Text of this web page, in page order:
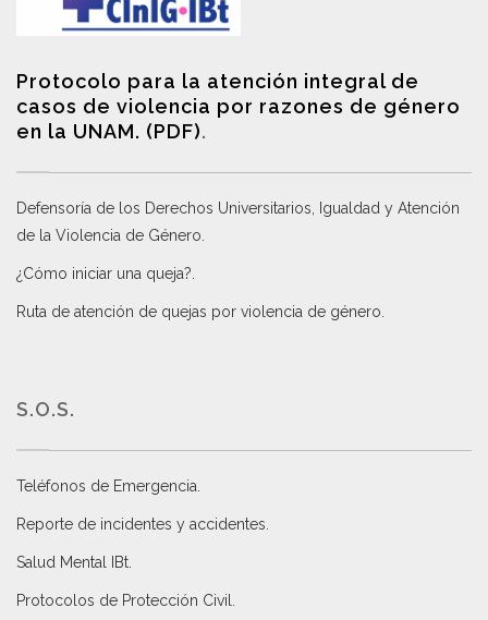
Protocolo para la atención integral de
casos de violencia por razones de género
en la UNAM. (PDF).
Defensoría de los Derechos Universitarios, Igualdad y Atención
de la Violencia de Género
¿Cómo iniciar una queja?
Ruta de atención de quejas por violencia de género
S.O.S.
Teléfonos de Emergencia.
Reporte de incidentes y accidentes
Salud Mental IBt
Protocolos de Protección Civil